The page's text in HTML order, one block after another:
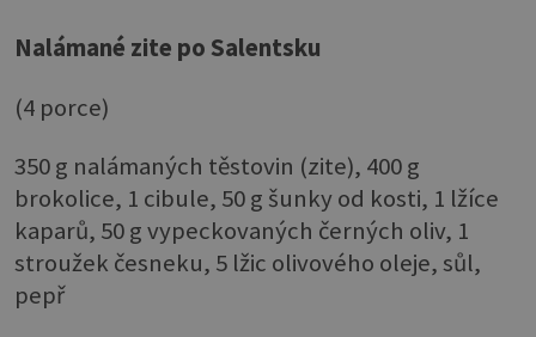
Nalámané zite po Salentsku
(4 porce)
350 g nalámaných těstovin (zite), 400 g
brokolice, 1 cibule, 50 g šunky od kosti, 1 lžíce
kaparů, 50 g vypeckovaných černých oliv, 1
stroužek česneku, 5 lžic olivového oleje, sůl,
pepř